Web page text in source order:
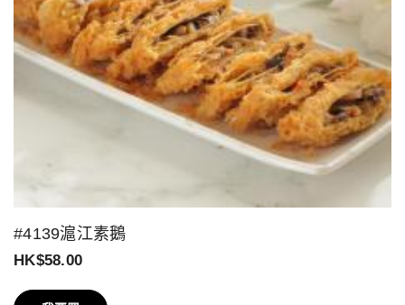
#4139滬江素鵝
HK$58.00